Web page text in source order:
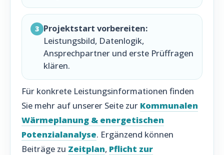
3 Projektstart vorbereiten:
Leistungsbild, Datenlogik,
Ansprechpartner und erste Prüffragen
klären.
Für konkrete Leistungsinformationen finden
Sie mehr auf unserer Seite zur Kommunalen
Wärmeplanung & energetischen
Potenzialanalyse. Ergänzend können
Beiträge zu Zeitplan, Pflicht zur